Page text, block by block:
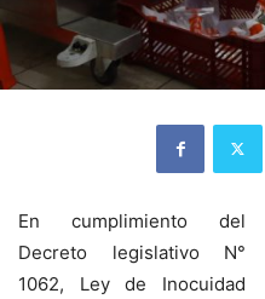
En cumplimiento del
Decreto legislativo N°
1062, Ley de Inocuidad